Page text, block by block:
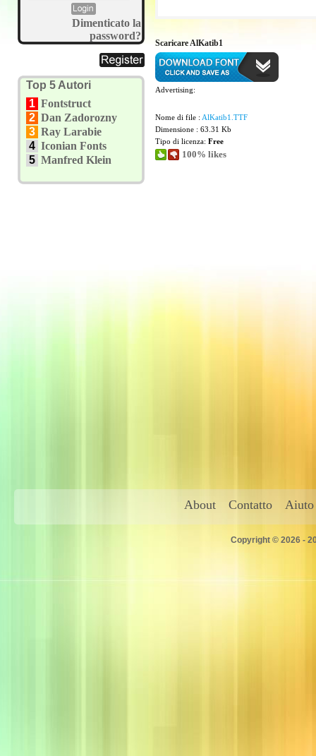
Dimenticato la
password?
Top 5 Autori
1 Fontstruct
2 Dan Zadorozny
3 Ray Larabie
4 Iconian Fonts
5 Manfred Klein
Scaricare AlKatib1
Advertising:
Nome di file : AlKatib1.TTF
Dimensione : 63.31 Kb
Tipo di licenza: Free
100% likes
About Contatto Aiuto
Copyright © 2026 -